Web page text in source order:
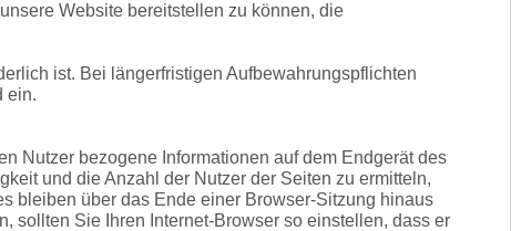
Website bereitstellen zu können, die
ist. Bei längerfristigen Aufbewahrungspflichten
ein.
Nutzer bezogene Informationen auf dem Endgerät des
und die Anzahl der Nutzer der Seiten zu ermitteln,
bleiben über das Ende einer Browser-Sitzung hinaus
sollten Sie Ihren Internet-Browser so einstellen, dass er